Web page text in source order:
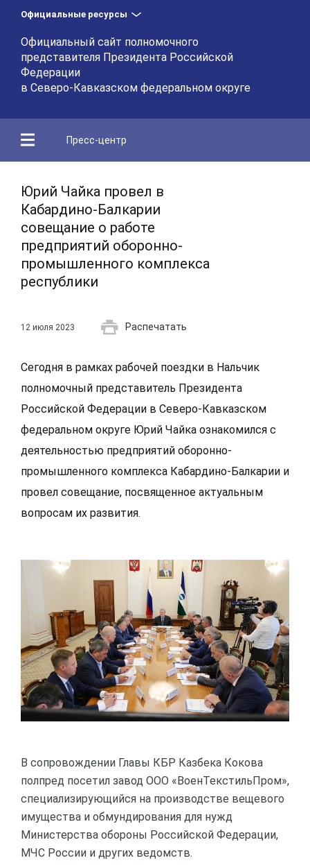
Официальные ресурсы
Официальный сайт полномочного
представителя Президента Российской
Федерации
в Северо-Кавказском федеральном округе
Пресс-центр
Юрий Чайка провел в
Кабардино-Балкарии
совещание о работе
предприятий оборонно-
промышленного комплекса
республики
12 июля 2023 Распечатать
Сегодня в рамках рабочей поездки в Нальчик
полномочный представитель Президента
Российской Федерации в Северо-Кавказском
федеральном округе Юрий Чайка ознакомился с
деятельностью предприятий оборонно-
промышленного комплекса Кабардино-Балкарии и
провел совещание, посвященное актуальным
вопросам их развития.
В сопровождении Главы КБР Казбека Кокова
полпред посетил завод ООО «ВоенТекстильПром»,
специализирующийся на производстве вещевого
имущества и обмундирования для нужд
Министерства обороны Российской Федерации,
МЧС России и других ведомств.